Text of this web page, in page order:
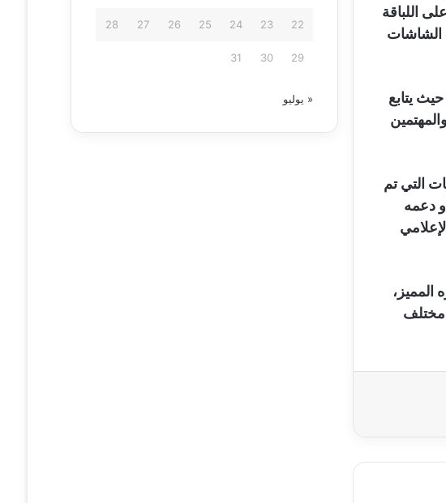
اللباقة
الشاشات
يتابع
والمهتمين
التي تم
دعمه
المميز،
مختلف
22
23
24
25
26
27
28
29
30
31
« يوليو